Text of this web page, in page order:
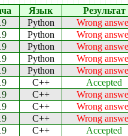
Язык Результат
Python Wrong
Python Wrong
Python Wrong
Python Wrong
Python Wrong
C++ Accepted
C++ Wrong
C++ Wrong
C++ Wrong
C++ Accepted